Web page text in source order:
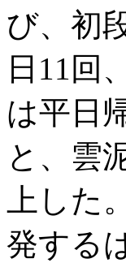
び、初
日11回
は平日
と、雲
上した
発する